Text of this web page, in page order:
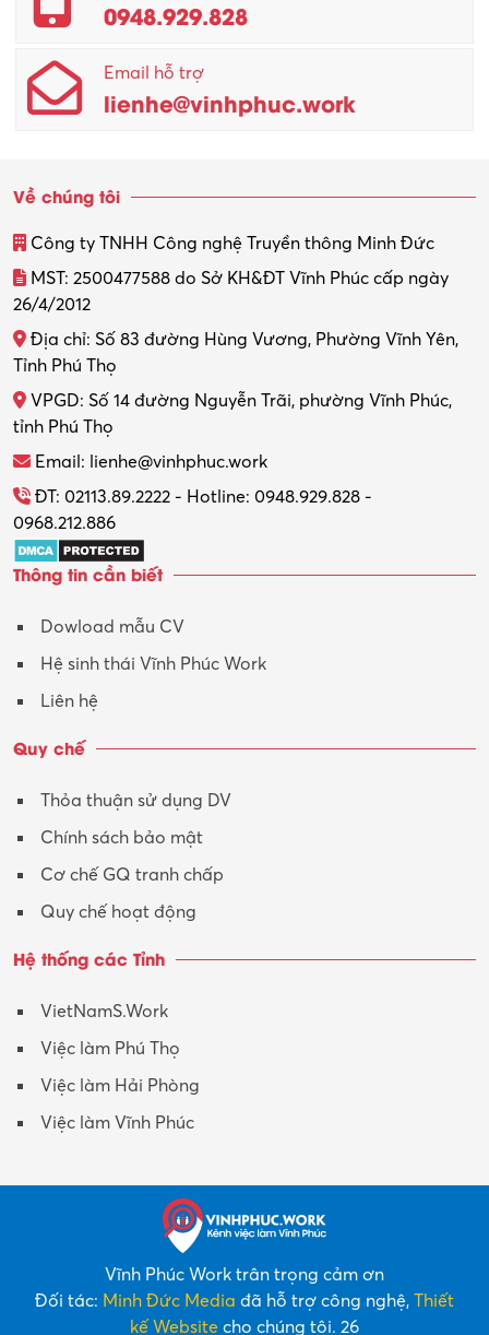
0948.929.828
Email hỗ trợ
lienhe@vinhphuc.work
Về chúng tôi
Công ty TNHH Công nghệ Truyền thông Minh Đức
MST: 2500477588 do Sở KH&ĐT Vĩnh Phúc cấp ngày
26/4/2012
Địa chỉ: Số 83 đường Hùng Vương, Phường Vĩnh Yên,
Tỉnh Phú Thọ
VPGD: Số 14 đường Nguyễn Trãi, phường Vĩnh Phúc,
tỉnh Phú Thọ
Email: lienhe@vinhphuc.work
ĐT: 02113.89.2222 - Hotline: 0948.929.828 -
0968.212.886
Thông tin cần biết
Dowload mẫu CV
Hệ sinh thái Vĩnh Phúc Work
Liên hệ
Quy chế
Thỏa thuận sử dụng DV
Chính sách bảo mật
Cơ chế GQ tranh chấp
Quy chế hoạt động
Hệ thống các Tỉnh
VietNamS.Work
Việc làm Phú Thọ
Việc làm Hải Phòng
Việc làm Vĩnh Phúc
Vĩnh Phúc Work trân trọng cảm ơn
Đối tác: Minh Đức Media đã hỗ trợ công nghệ, Thiết
kế Website cho chúng tôi. 26